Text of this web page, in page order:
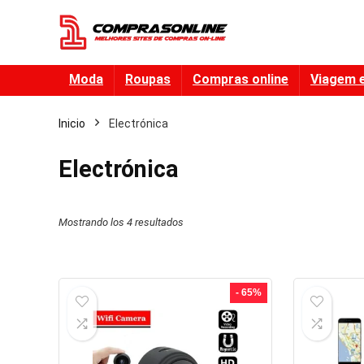
Moda Roupas Compras online Viagem
Inicio Electrónica
Electrónica
Mostrando los 4 resultados
- 65%